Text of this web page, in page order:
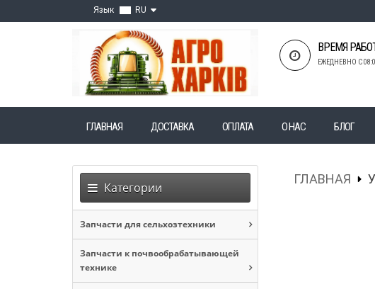
Язык RU
ВРЕМЯ
ЕЖЕДНЕВНО С
ГЛАВНАЯ ДОСТАВКА ОПЛАТА О НАС БЛОГ
Категории
Запчасти для сельхозтехники
Запчасти к почвообрабатывающей
технике
ГЛАВНАЯ